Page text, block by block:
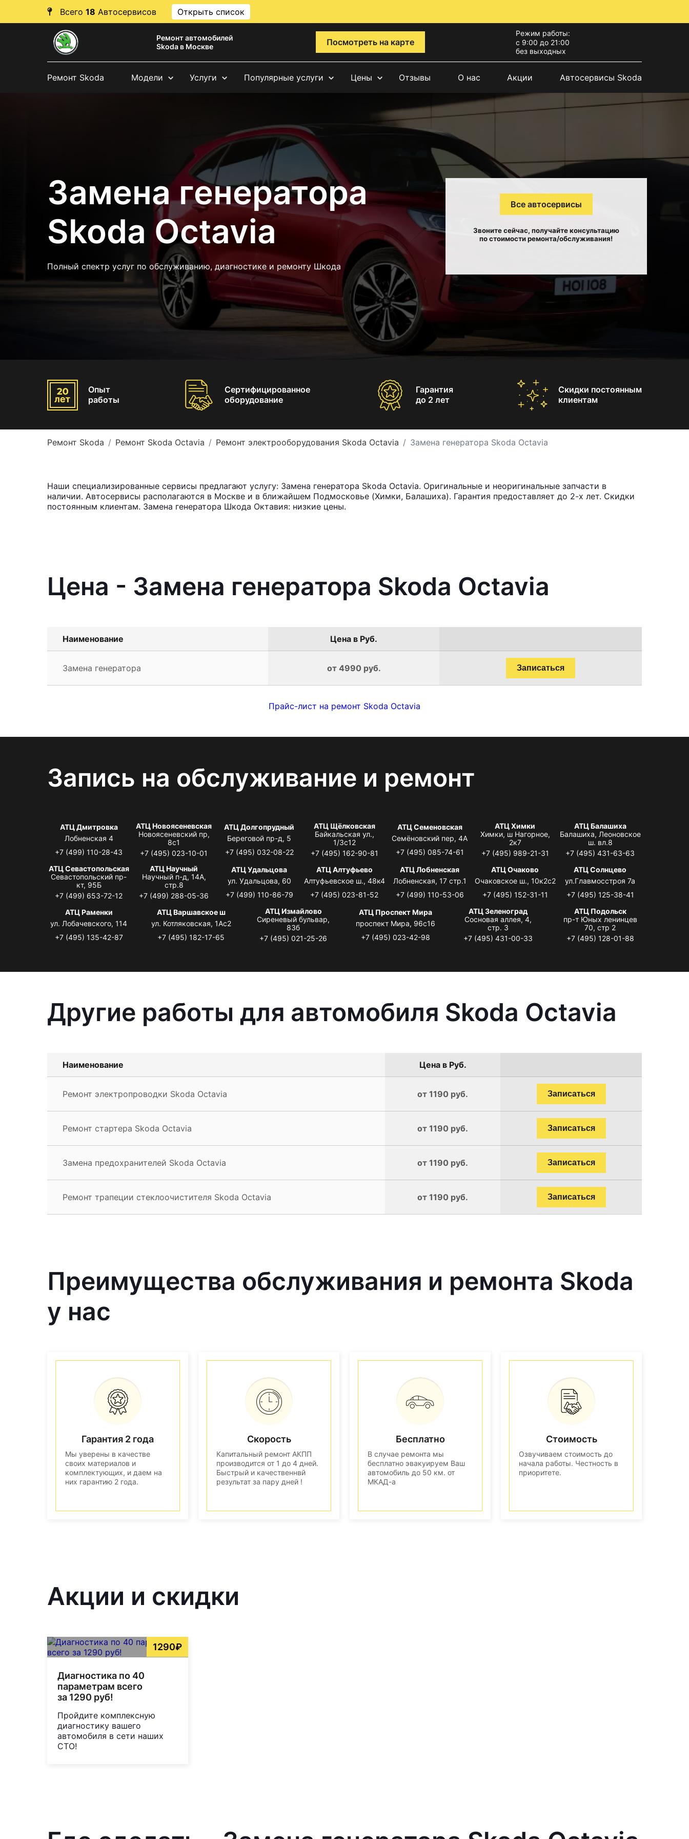
Всего 18 Автосервисов Открыть список
Ремонт автомобилей
Skoda в Москве
Посмотреть на карте
Режим работы:
с 9:00 до 21:00
без выходных
Ремонт Skoda Модели Услуги Популярные услуги Цены Отзывы О нас Акции Автосервисы Skoda
Замена генератора
Skoda Octavia
Полный спектр услуг по обслуживанию, диагностике и ремонту Шкода
Все автосервисы
Звоните сейчас, получайте консультацию
по стоимости ремонта/обслуживания!
Опыт
работы
Сертифицированное
оборудование
Гарантия
до 2 лет
Скидки постоянным
клиентам
Ремонт Skoda Ремонт Skoda Octavia Ремонт электрооборудования Skoda Octavia Замена генератора Skoda Octavia
Наши специализированные сервисы предлагают услугу: Замена генератора Skoda Octavia. Оригинальные и неоригинальные запчасти в
наличии. Автосервисы располагаются в Москве и в ближайшем Подмосковье (Химки, Балашиха). Гарантия предоставляет до 2-х лет. Скидки
постоянным клиентам. Замена генератора Шкода Октавия: низкие цены.
Цена - Замена генератора Skoda Octavia
Наименование Цена в Руб.
Замена генератора от 4990 руб. Записаться
Прайс-лист на ремонт Skoda Octavia
Запись на обслуживание и ремонт
АТЦ Дмитровка
Лобненская 4
+7 (499) 110-28-43
АТЦ Новоясеневская
Новоясеневский пр,
8с1
+7 (495) 023-10-01
АТЦ Долгопрудный
Береговой пр-д, 5
+7 (495) 032-08-22
АТЦ Щёлковская
Байкальская ул.,
1/3с12
+7 (495) 162-90-81
АТЦ Семеновская
Семёновский пер, 4А
+7 (495) 085-74-61
АТЦ Химки
Химки, ш Нагорное,
2к7
+7 (495) 989-21-31
АТЦ Балашиха
Балашиха, Леоновское
ш. вл.8
+7 (495) 431-63-63
АТЦ Севастопольская
Севастопольский пр-
кт, 95Б
+7 (499) 653-72-12
АТЦ Научный
Научный п-д, 14А,
стр.8
+7 (499) 288-05-36
АТЦ Удальцова
ул. Удальцова, 60
+7 (499) 110-86-79
АТЦ Алтуфьево
Алтуфьевское ш., 48к4
+7 (495) 023-81-52
АТЦ Лобненская
Лобненская, 17 стр.1
+7 (499) 110-53-06
АТЦ Очаково
Очаковское ш., 10к2с2
+7 (495) 152-31-11
АТЦ Солнцево
ул.Главмосстроя 7а
+7 (495) 125-38-41
АТЦ Раменки
ул. Лобачевского, 114
+7 (495) 135-42-87
АТЦ Варшавское ш
ул. Котляковская, 1Ас2
+7 (495) 182-17-65
АТЦ Измайлово
Сиреневый бульвар,
83б
+7 (495) 021-25-26
АТЦ Проспект Мира
проспект Мира, 96с16
+7 (495) 023-42-98
АТЦ Зеленоград
Сосновая аллея, 4,
стр. 3
+7 (495) 431-00-33
АТЦ Подольск
пр-т Юных ленинцев
70, стр 2
+7 (495) 128-01-88
Другие работы для автомобиля Skoda Octavia
Наименование Цена в Руб.
Ремонт электропроводки Skoda Octavia от 1190 руб. Записаться
Ремонт стартера Skoda Octavia от 1190 руб. Записаться
Замена предохранителей Skoda Octavia от 1190 руб. Записаться
Ремонт трапеции стеклоочистителя Skoda Octavia от 1190 руб. Записаться
Преимущества обслуживания и ремонта Skoda
у нас
Гарантия 2 года
Мы уверены в качестве
своих материалов и
комплектующих, и даем на
них гарантию 2 года.
Скорость
Капитальный ремонт АКПП
производится от 1 до 4 дней.
Быстрый и качественнвй
результат за пару дней !
Бесплатно
В случае ремонта мы
бесплатно эвакуируем Ваш
автомобиль до 50 км. от
МКАД-а
Стоимость
Озвучиваем стоимость до
начала работы. Честность в
приоритете.
Акции и скидки
1290₽
Диагностика по 40
параметрам всего
за 1290 руб!
Пройдите комплексную
диагностику вашего
автомобиля в сети наших
СТО!